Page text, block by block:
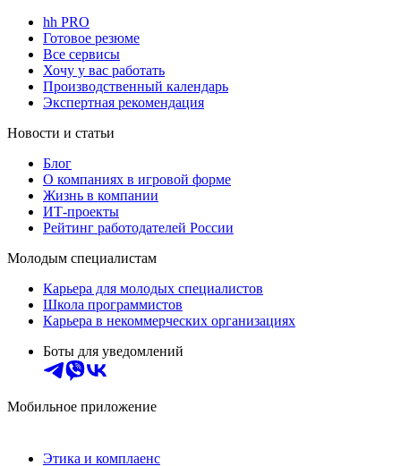
hh PRO
Готовое резюме
Все сервисы
Хочу у вас работать
Производственный календарь
Экспертная рекомендация
Новости и статьи
Блог
О компаниях в игровой форме
Жизнь в компании
ИТ-проекты
Рейтинг работодателей России
Молодым специалистам
Карьера для молодых специалистов
Школа программистов
Карьера в некоммерческих организациях
Боты для уведомлений
Мобильное приложение
Этика и комплаенс